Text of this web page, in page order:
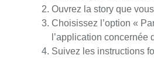
Ouvrez la story que
Choisissez l’option «
l’application
Suivez les instructions